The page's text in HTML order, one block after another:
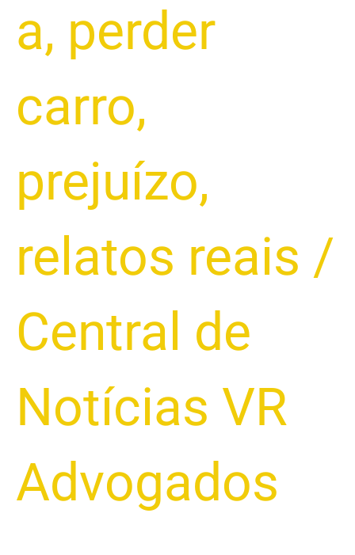
a, perder
carro,
prejuízo,
relatos reais /
Central de
Notícias VR
Advogados